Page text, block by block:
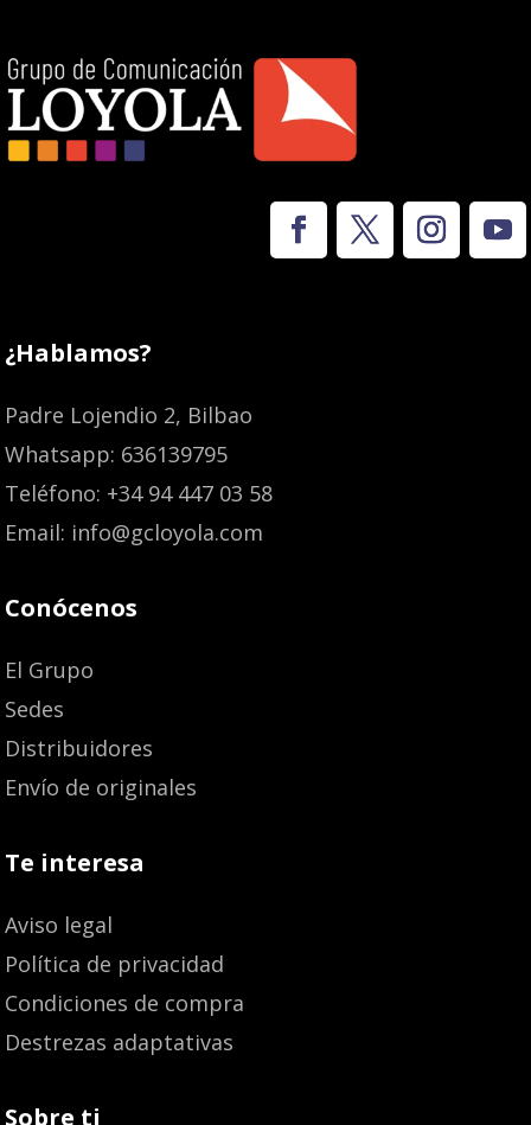
¿Hablamos?
Padre Lojendio 2, Bilbao
Whatsapp: 636139795
Teléfono: +34 94 447 03 58
Email: info@gcloyola.com
Conócenos
El Grupo
Sedes
Distribuidores
Envío de originales
Te interesa
Aviso legal
Política de privacidad
Condiciones de compra
Destrezas adaptativas
Sobre ti